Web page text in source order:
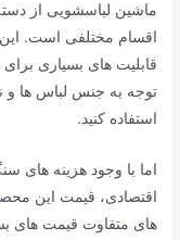
ماشین لباسشویی از
اقسام مختلفی است. این
قابلیت های بسیاری
توجه به جنس لباس ها و
استفاده کنید.
اما با وجود هزینه های
اقتصادی، قیمت این
های متفاوت قیمت های